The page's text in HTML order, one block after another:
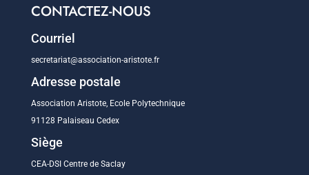
CONTACTEZ-NOUS
Courriel
secretariat@association-aristote.fr
Adresse postale
Association Aristote, Ecole Polytechnique
91128 Palaiseau Cedex
Siège
CEA-DSI Centre de Saclay